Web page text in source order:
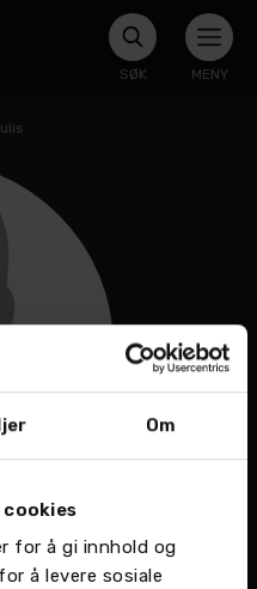
Om
for å gi innhold og
å levere sosiale
SØK MENY